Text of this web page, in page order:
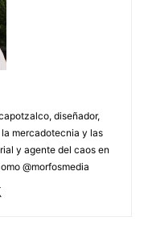
diseñador,
mercadotecnia y las
y agente del caos en
@morfosmedia